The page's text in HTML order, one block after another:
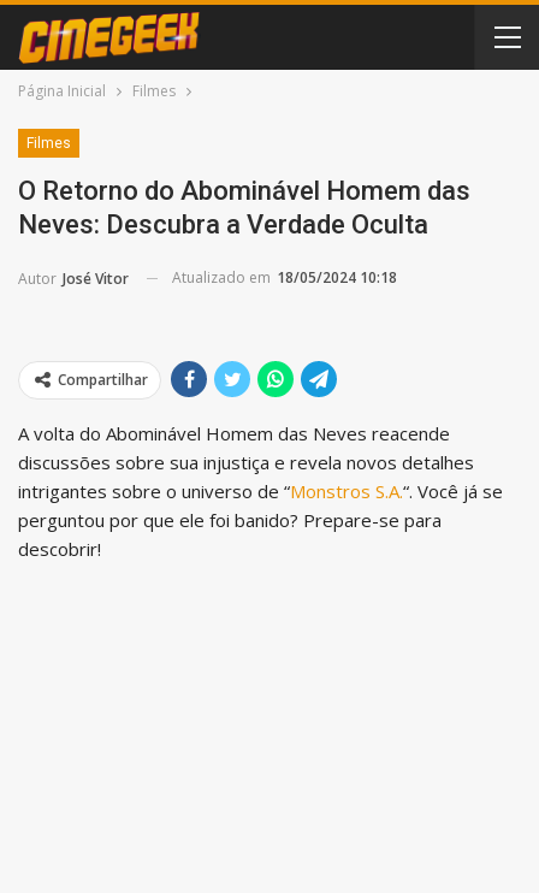
Página Inicial Filmes
Filmes
O Retorno do Abominável Homem das
Neves: Descubra a Verdade Oculta
Autor José Vitor Atualizado em 18/05/2024 10:18
Compartilhar
A volta do Abominável Homem das Neves reacende
discussões sobre sua injustiça e revela novos detalhes
intrigantes sobre o universo de “Monstros S.A.“. Você já se
perguntou por que ele foi banido? Prepare-se para
descobrir!